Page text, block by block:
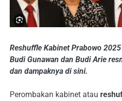
Reshuffle Kabinet Prabowo
Budi Gunawan dan Budi Arie
dan dampaknya di sini.
Perombakan kabinet atau